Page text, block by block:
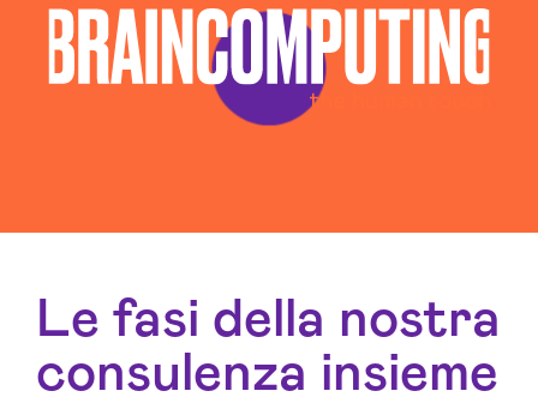
Le fasi della nostra
consulenza insieme